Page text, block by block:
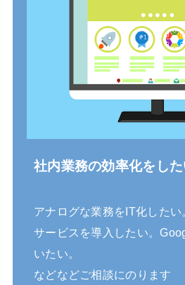
社内業務の効率化をし
アナログな業務をIT化したい
サービスを導入したい。
いたい。
などなどご相談にのります